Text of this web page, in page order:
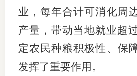
业，每年合计可消化周
产量，带动当地就业超
定农民种粮积极性、保
发挥了重要作用。